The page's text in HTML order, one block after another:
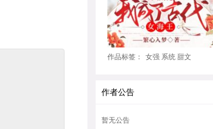
作品标签： 女强 系统 甜文
作者公告
暂无公告